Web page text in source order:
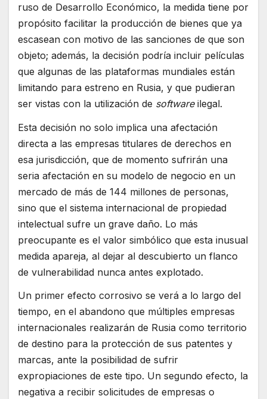
ruso de Desarrollo Económico, la medida tiene por
propósito facilitar la producción de bienes que ya
escasean con motivo de las sanciones de que son
objeto; además, la decisión podría incluir películas
que algunas de las plataformas mundiales están
limitando para estreno en Rusia, y que pudieran
ser vistas con la utilización de software ilegal.
Esta decisión no solo implica una afectación
directa a las empresas titulares de derechos en
esa jurisdicción, que de momento sufrirán una
seria afectación en su modelo de negocio en un
mercado de más de 144 millones de personas,
sino que el sistema internacional de propiedad
intelectual sufre un grave daño. Lo más
preocupante es el valor simbólico que esta inusual
medida apareja, al dejar al descubierto un flanco
de vulnerabilidad nunca antes explotado.
Un primer efecto corrosivo se verá a lo largo del
tiempo, en el abandono que múltiples empresas
internacionales realizarán de Rusia como territorio
de destino para la protección de sus patentes y
marcas, ante la posibilidad de sufrir
expropiaciones de este tipo. Un segundo efecto, la
negativa a recibir solicitudes de empresas o